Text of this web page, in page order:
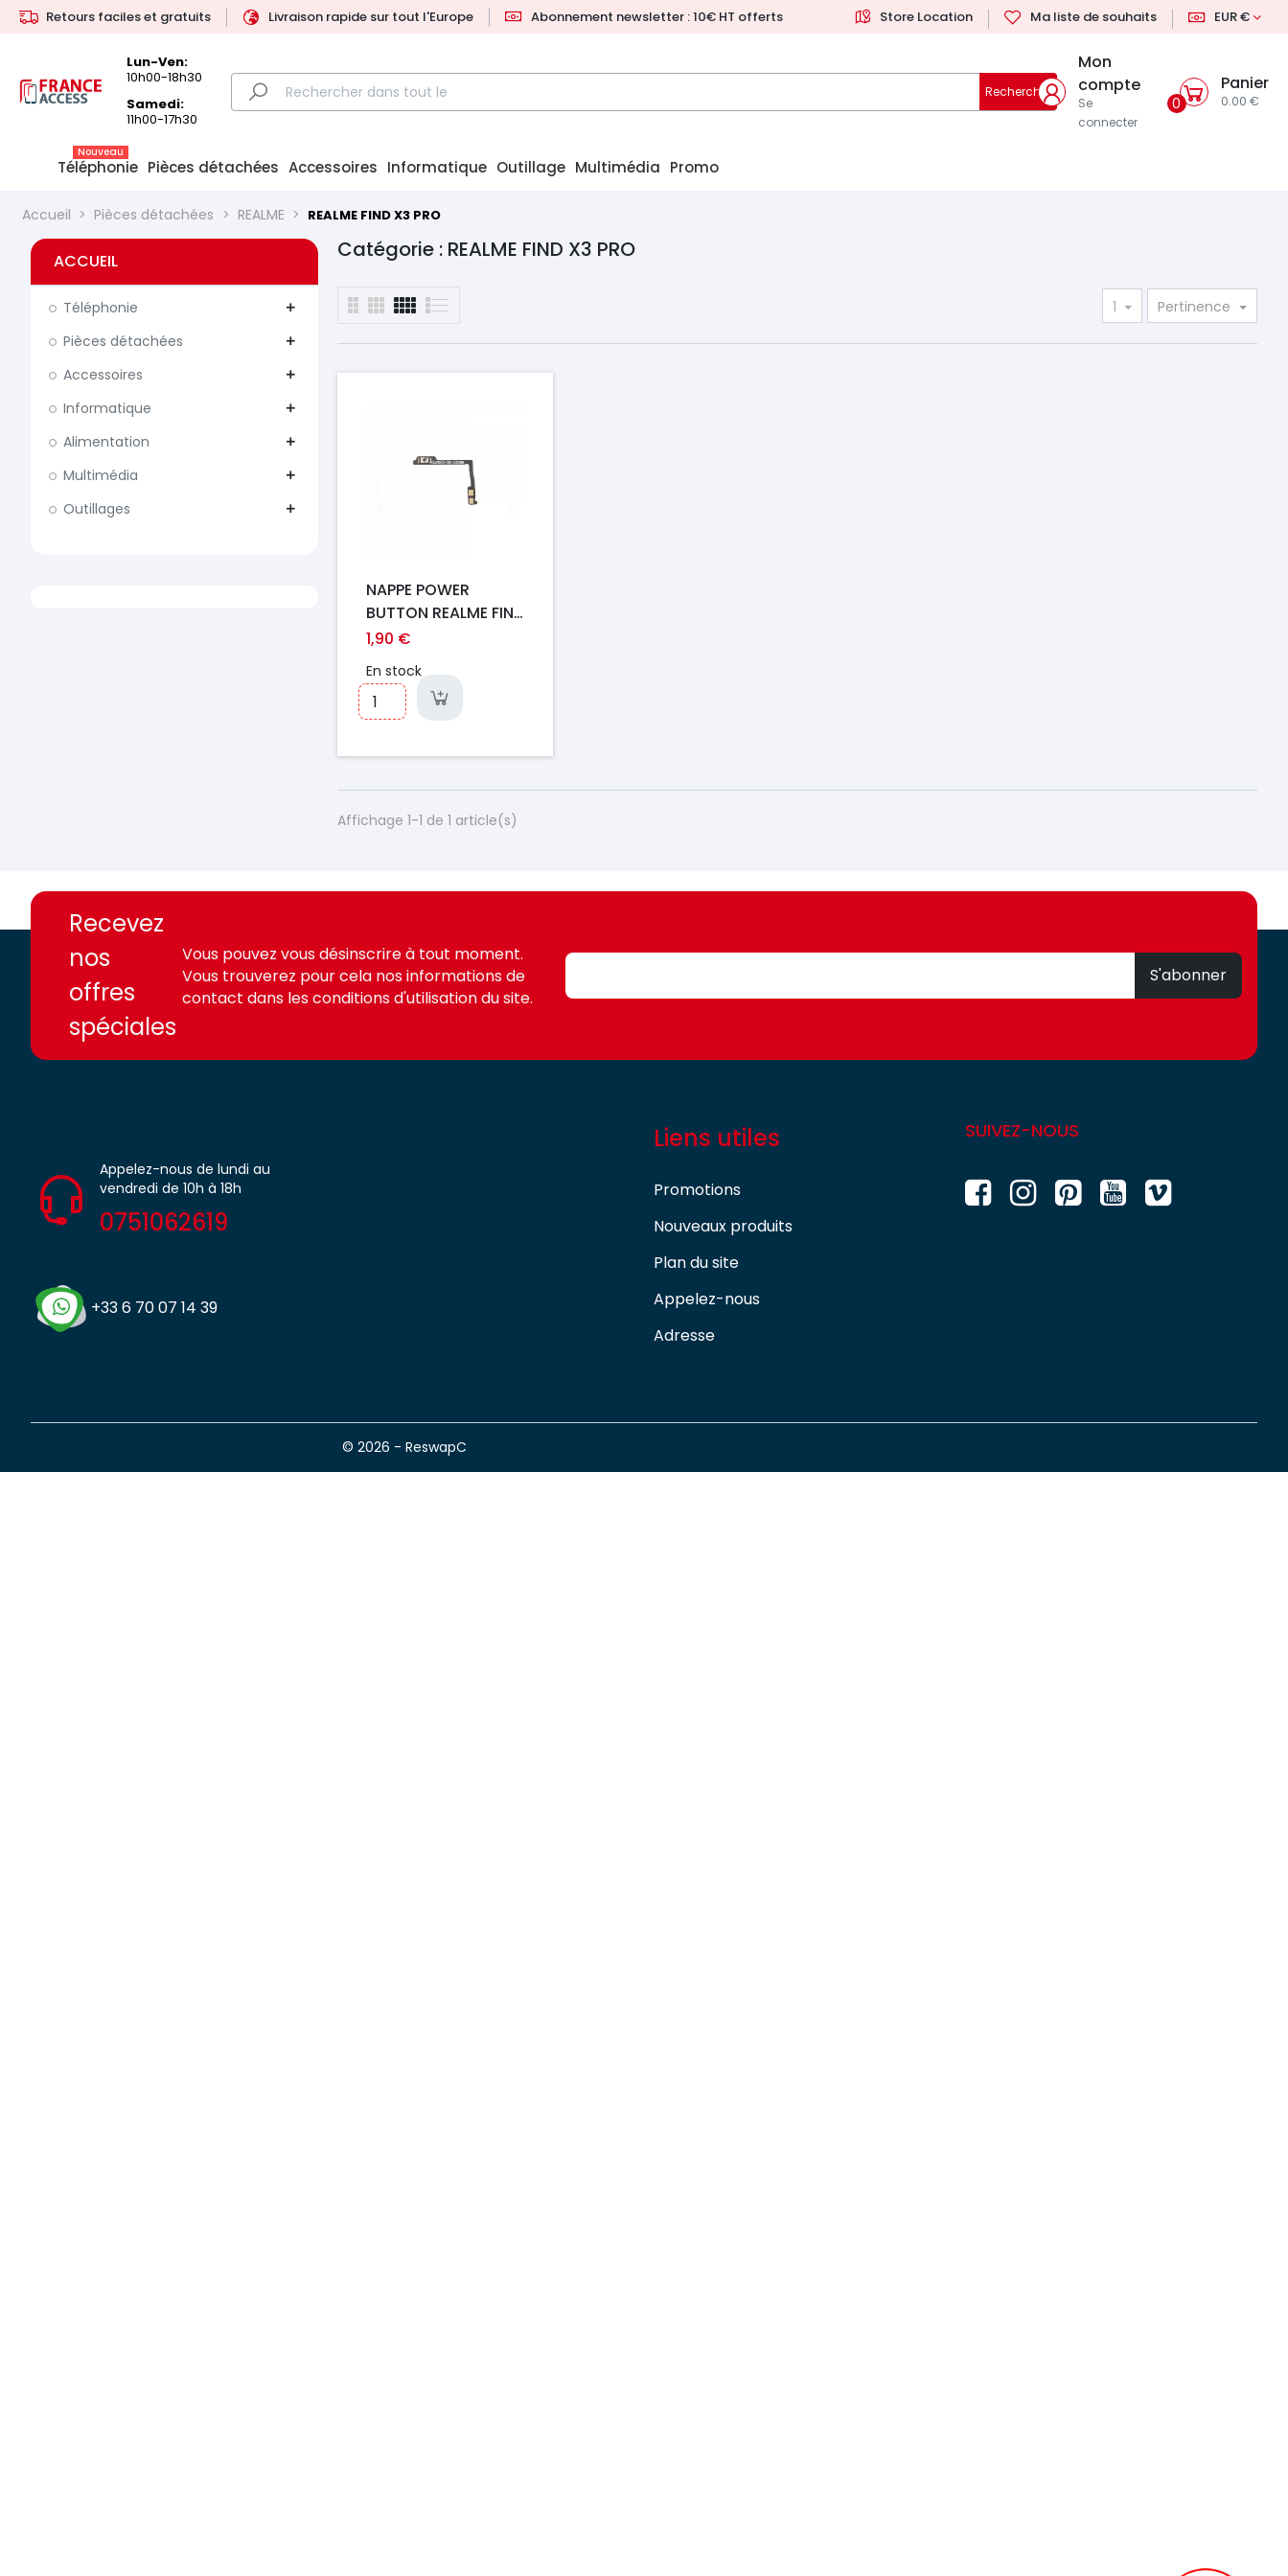
Retours faciles et gratuits Livraison rapide sur tout l'Europe Abonnement newsletter : 10€ HT offerts Store Location Ma liste de souhaits EUR €
Lun-Ven:
10h00-18h30
Samedi:
11h00-17h30
Rechercher
Mon
compte
Se
connecter
0
Panier
0.00 €
Téléphonie
Nouveau
Pièces détachées Accessoires Informatique Outillage Multimédia Promo
Accueil Pièces détachées REALME REALME FIND X3 PRO
ACCUEIL
Téléphonie add
Pièces détachées add
Accessoires add
Informatique add
Alimentation add
Multimédia add
Outillages add
Catégorie : REALME FIND X3 PRO
1 Pertinence
NAPPE POWER
BUTTON REALME FIND
X3 PRO
1,90 €
En stock
Affichage 1-1 de 1 article(s)
access.fr
access.fr
Recevez
nos
offres
spéciales
Vous pouvez vous désinscrire à tout moment.
Vous trouverez pour cela nos informations de
contact dans les conditions d'utilisation du site.
S'abonner
Appelez-nous de lundi au
vendredi de 10h à 18h
0751062619
+33 6 70 07 14 39
Liens utiles
Promotions
Nouveaux produits
Plan du site
Appelez-nous
Adresse
SUIVEZ-NOUS
© 2026 - ReswapC